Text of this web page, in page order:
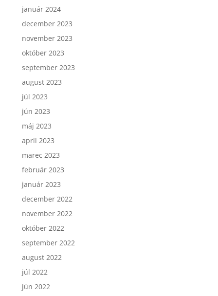
január 2024
december 2023
november 2023
október 2023
september 2023
august 2023
júl 2023
jún 2023
máj 2023
apríl 2023
marec 2023
február 2023
január 2023
december 2022
november 2022
október 2022
september 2022
august 2022
júl 2022
jún 2022